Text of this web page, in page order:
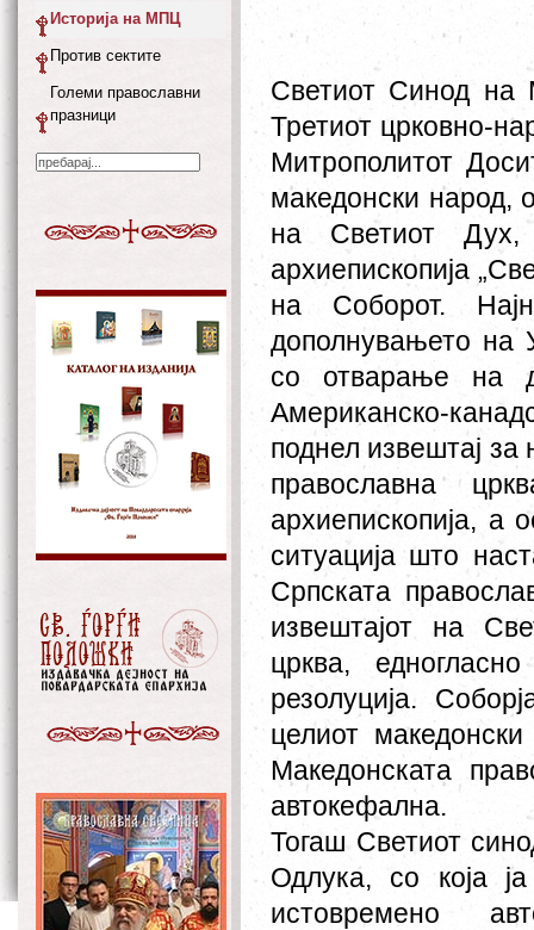
Светиот Синод на
Третиот црковно-
Митрополитот
македонски народ,
на Светиот Дух,
архиепископија
на Соборот.
дополнувањето на
со отварање на
Американско-
поднел извештај за
православна
архиепископија, а
ситуација што
Српската
извештајот на
црква,
резолуција.
целиот
Македонската
автокефална.
Тогаш Светиот
Одлука, со која ја
истовремено
Историја на МПЦ
Против сектите
Големи православни
празници